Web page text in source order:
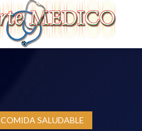
COMIDA SALUDABLE